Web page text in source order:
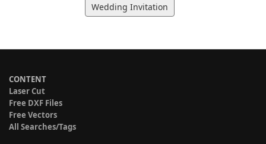
Wedding Invitation
CONTENT
Laser Cut
Free DXF Files
Free Vectors
All Searches/Tags